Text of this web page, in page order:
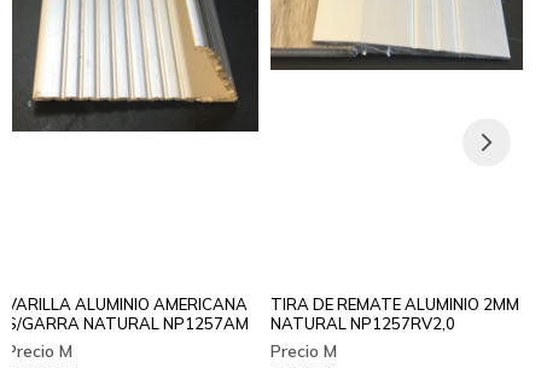
VARILLA ALUMINIO AMERICANA
S/GARRA NATURAL NP1257AM
TIRA DE REMATE ALUMINIO 2MM
NATURAL NP1257RV2,0